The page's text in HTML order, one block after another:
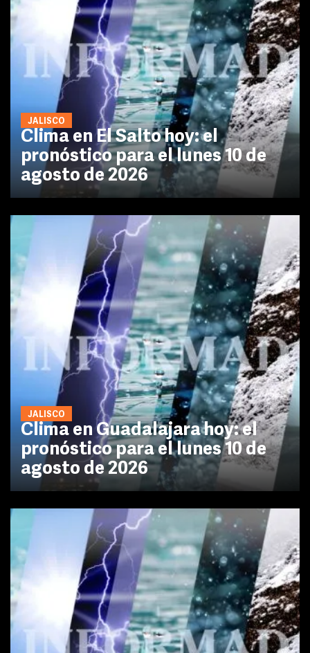
JALISCO
Clima en El Salto hoy: el
pronóstico para el lunes 10 de
agosto de 2026
JALISCO
Clima en Guadalajara hoy: el
pronóstico para el lunes 10 de
agosto de 2026